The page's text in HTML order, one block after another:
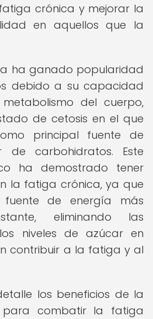
crónica y mejorar la
en aquellos que la
ha ganado popularidad
debido a su capacidad
del cuerpo,
de cetosis en el que
principal fuente de
carbohidratos. Este
ha demostrado tener
la fatiga crónica, ya que
fuente de energía más
eliminando las
niveles de azúcar en
contribuir a la fatiga y al
los beneficios de la
para combatir la fatiga